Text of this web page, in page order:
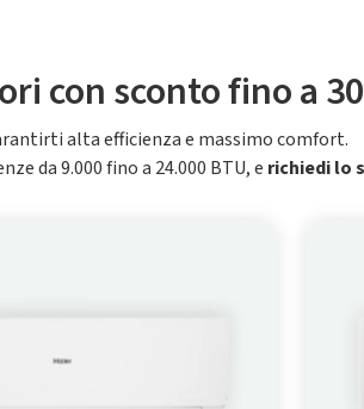
con sconto fino a
alta efficienza e massimo comfort.
da 9.000 fino a 24.000 BTU, e richiedi lo